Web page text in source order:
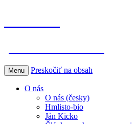
Menu Preskočiť na obsah
O nás
O nás (česky)
Hmlisto-bio
Ján Kicko